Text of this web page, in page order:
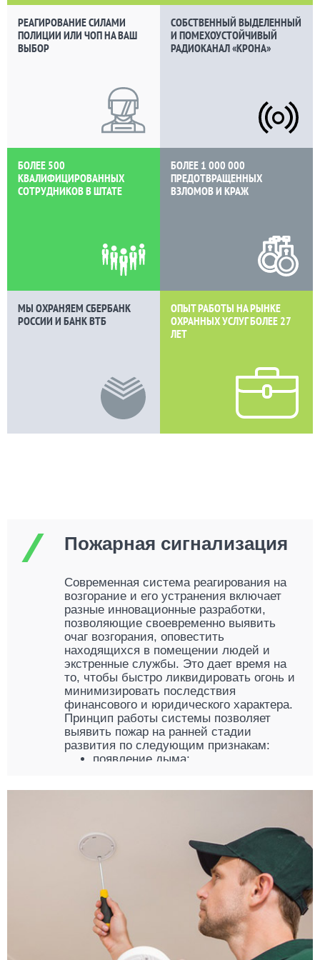
РЕАГИРОВАНИЕ СИЛАМИ
ПОЛИЦИИ ИЛИ ЧОП НА ВАШ
ВЫБОР
СОБСТВЕННЫЙ ВЫДЕЛЕННЫЙ
И ПОМЕХОУСТОЙЧИВЫЙ
РАДИОКАНАЛ «КРОНА»
БОЛЕЕ 500
КВАЛИФИЦИРОВАННЫХ
СОТРУДНИКОВ В ШТАТЕ
БОЛЕЕ 1 000 000
ПРЕДОТВРАЩЕННЫХ
ВЗЛОМОВ И КРАЖ
МЫ ОХРАНЯЕМ СБЕРБАНК
РОССИИ И БАНК ВТБ
ОПЫТ РАБОТЫ НА РЫНКЕ
ОХРАННЫХ УСЛУГ БОЛЕЕ 27
ЛЕТ
Пожарная сигнализация
Современная система реагирования на
возгорание и его устранения включает
разные инновационные разработки,
позволяющие своевременно выявить
очаг возгорания, оповестить
находящихся в помещении людей и
экстренные службы. Это дает время на
то, чтобы быстро ликвидировать огонь и
минимизировать последствия
финансового и юридического характера.
Принцип работы системы позволяет
выявить пожар на ранней стадии
развития по следующим признакам:
появление дыма;
компании «КРОНА» сочетает в себе
новейшие разработки в сфере
выявления пожаров и включает
следующие устройства:
контрольная панель;
датчик дыма;
звуковой оповещатель;
ручной извещатель «Кнопка».
Работа этих приборов в комплексе